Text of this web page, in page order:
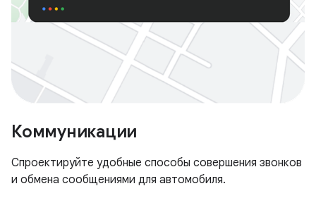
Коммуникации
Спроектируйте удобные способы совершения звонков
и обмена сообщениями для автомобиля.